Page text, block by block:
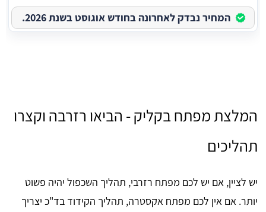
המחיר נבדק לאחרונה בחודש אוגוסט בשנת 2026.
המלצת מפתח בקליק - הביאו רזרבה וקצרו
תהליכים
יש לציין, אם יש לכם מפתח רזרבי, תהליך השכפול יהיה פשוט
יותר. אם אין לכם מפתח אקסטרה, תהליך הקידוד בד"כ יצריך